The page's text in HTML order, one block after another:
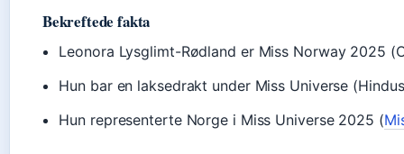
Bekreftede fakta
Leonora Lysglimt-Rødland er Miss Norway 2025
Hun bar en laksedrakt under Miss Universe
Hun representerte Norge i Miss Universe 2025 (